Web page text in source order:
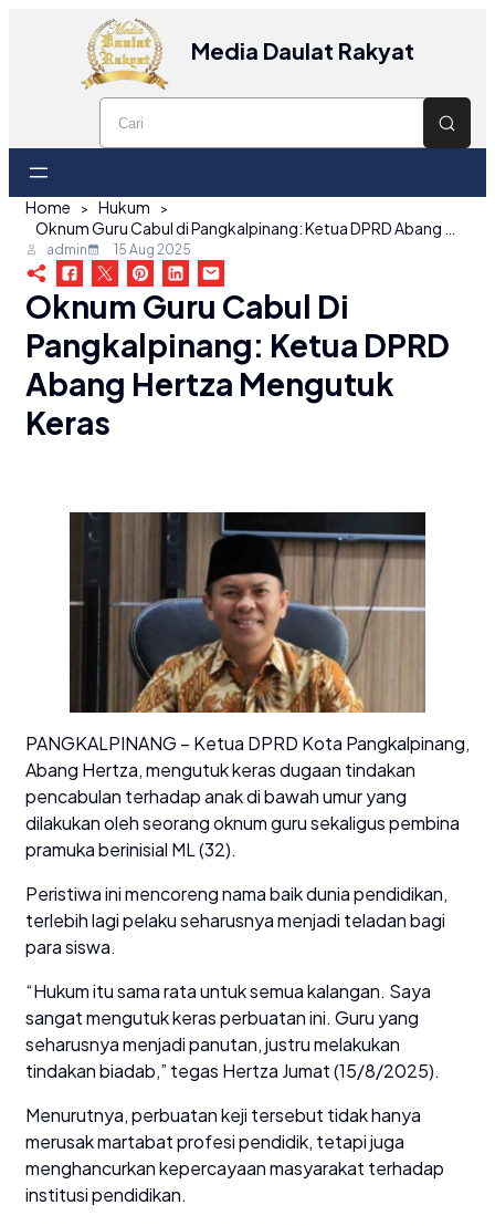
Media Daulat Rakyat
Home
Hukum
admin 15 Aug 2025
Oknum Guru Cabul Di
Pangkalpinang: Ketua DPRD
Abang Hertza Mengutuk
Keras
PANGKALPINANG – Ketua DPRD Kota Pangkalpinang,
Abang Hertza, mengutuk keras dugaan tindakan
pencabulan terhadap anak di bawah umur yang
dilakukan oleh seorang oknum guru sekaligus pembina
pramuka berinisial ML (32).
Peristiwa ini mencoreng nama baik dunia pendidikan,
terlebih lagi pelaku seharusnya menjadi teladan bagi
para siswa.
“Hukum itu sama rata untuk semua kalangan. Saya
sangat mengutuk keras perbuatan ini. Guru yang
seharusnya menjadi panutan, justru melakukan
tindakan biadab,” tegas Hertza Jumat (15/8/2025).
Menurutnya, perbuatan keji tersebut tidak hanya
merusak martabat profesi pendidik, tetapi juga
menghancurkan kepercayaan masyarakat terhadap
institusi pendidikan.